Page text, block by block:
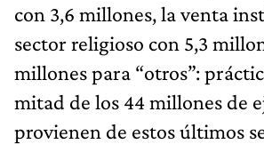
con 3,6 millones, la venta
sector religioso con 5,3
millones para “otros”:
mitad de los 44 millones de
provienen de estos últimos